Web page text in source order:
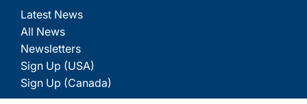
Latest News
All News
Newsletters
Sign Up (USA)
Sign Up (Canada)